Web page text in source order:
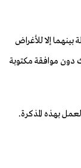
بينهما إلا للأغراض
دون موافقة مكتوبة
بهذه المذكرة.